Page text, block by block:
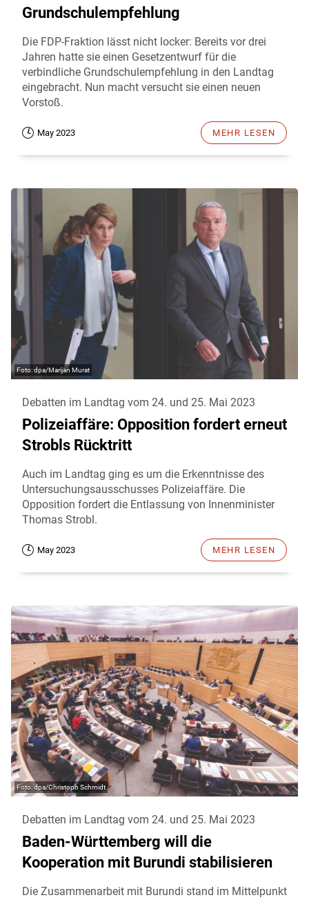
Grundschulempfehlung
Die FDP-Fraktion lässt nicht locker: Bereits vor drei
Jahren hatte sie einen Gesetzentwurf für die
verbindliche Grundschulempfehlung in den Landtag
eingebracht. Nun macht versucht sie einen neuen
Vorstoß.
May 2023 MEHR LESEN
dpa/Marijan Murat
Debatten im Landtag vom 24. und 25. Mai 2023
Polizeiaffäre: Opposition fordert erneut
Strobls Rücktritt
Auch im Landtag ging es um die Erkenntnisse des
Untersuchungsausschusses Polizeiaffäre. Die
Opposition fordert die Entlassung von Innenminister
Thomas Strobl.
May 2023 MEHR LESEN
dpa/Christoph Schmidt
Debatten im Landtag vom 24. und 25. Mai 2023
Baden-Württemberg will die
Kooperation mit Burundi stabilisieren
Die Zusammenarbeit mit Burundi stand im Mittelpunkt